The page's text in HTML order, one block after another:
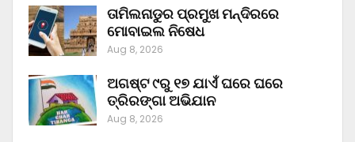
ତାମିଲନାଡୁର ପ୍ରମୁଖ ମନ୍ଦିରରେ
ମୋବାଇଲ ନିଷେଧ
Aug 8, 2026
ଅଗଷ୍ଟ ୯ରୁ ୧୭ ଯାଏଁ ଘରେ ଘରେ
ତ୍ରିରଙ୍ଗା ଅଭିଯାନ
Aug 8, 2026